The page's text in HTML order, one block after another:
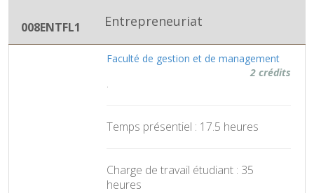
008ENTFL1 Entrepreneuriat
Faculté de gestion et de management
2 crédits
.
Temps présentiel : 17.5 heures
Charge de travail étudiant : 35
heures